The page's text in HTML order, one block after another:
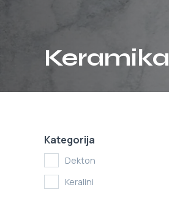
Keramika
Kategorija
Dekton
Keralini